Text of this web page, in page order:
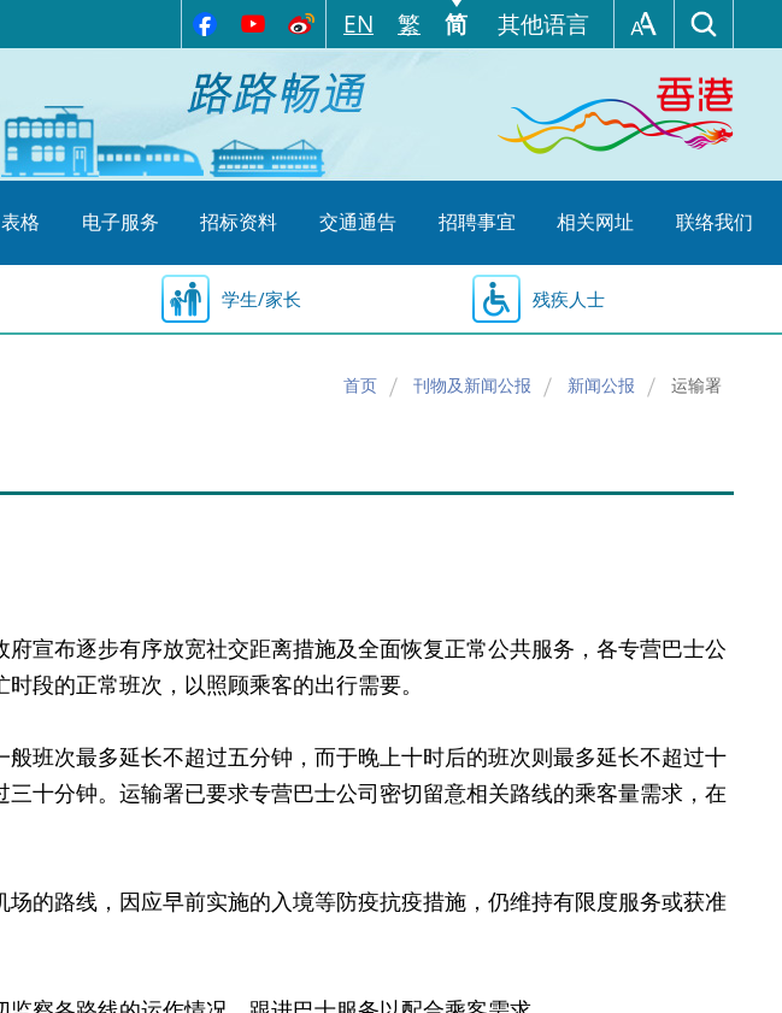
EN 繁 简 其他语言
格 电子服务 招标资料 交通通告 招聘事宜 相关网址 联络我们
学生/家长 残疾人士
首页 刊物及新闻公报 新闻公报 运输署
宣布逐步有序放宽社交距离措施及全面恢复正常公共服务，各专营巴士公
段的正常班次，以照顾乘客的出行需要。
班次最多延长不超过五分钟，而于晚上十时后的班次则最多延长不超过十
十分钟。运输署已要求专营巴士公司密切留意相关路线的乘客量需求，在
的路线，因应早前实施的入境等防疫抗疫措施，仍维持有限度服务或获准